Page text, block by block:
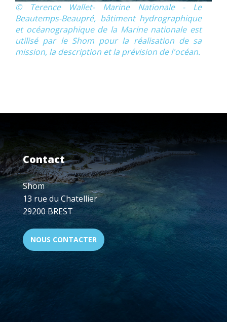
© Terence Wallet- Marine Nationale - Le
Beautemps-Beaupré, bâtiment hydrographique
et océanographique de la Marine nationale est
utilisé par le Shom pour la réalisation de sa
mission, la description et la prévision de l'océan.
Contact
Shom
13 rue du Chatellier
29200 BREST
NOUS CONTACTER